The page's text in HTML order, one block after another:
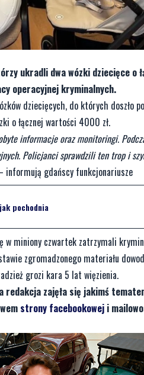
ukradli dwa wózki dziecięce o
operacyjnej kryminalnych.
dziecięcych, do których doszło
o łącznej wartości 4000 zł.
informacje oraz monitoringi.
Policjanci sprawdzili ten trop i
gdańscy funkcjonariusze
pochodnia
w miniony czwartek zatrzymali
zgromadzonego materiału
grozi kara 5 lat więzienia.
zajęła się jakimś
strony facebookowej i